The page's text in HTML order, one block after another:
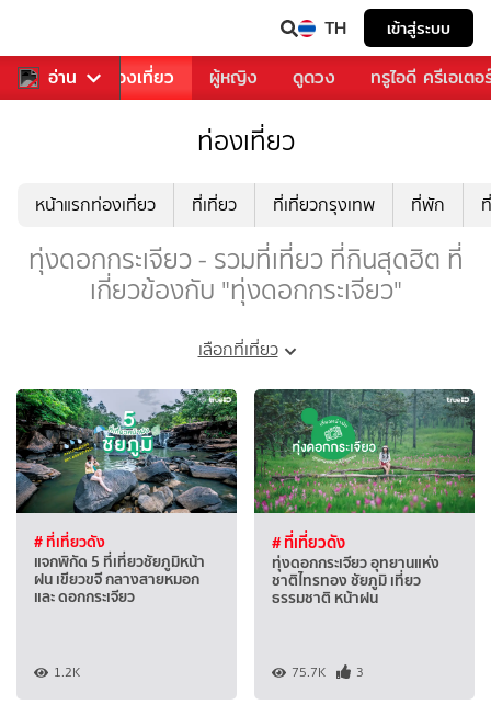
TH เข้าสู่ระบบ
อ่าน
อาหาร ท่องเที่ยว ผู้หญิง ดูดวง ทรูไอดี ครีเอเตอ
ท่องเที่ยว
หน้าแรกท่องเที่ยว ที่เที่ยว ที่เที่ยวกรุงเทพ ที่พัก
ทุ่งดอกกระเจียว - รวมที่เที่ยว ที่กินสุดฮิต ที่
เกี่ยวข้องกับ "ทุ่งดอกกระเจียว"
เลือกที่เที่ยว
# ที่เที่ยวดัง
แจกพิกัด 5 ที่เที่ยวชัยภูมิหน้า
ฝน เขียวขจี กลางสายหมอก
และ ดอกกระเจียว
1.2K
# ที่เที่ยวดัง
ทุ่งดอกกระเจียว อุทยานแห่ง
ชาติไทรทอง ชัยภูมิ เที่ยว
ธรรมชาติ หน้าฝน
75.7K 3